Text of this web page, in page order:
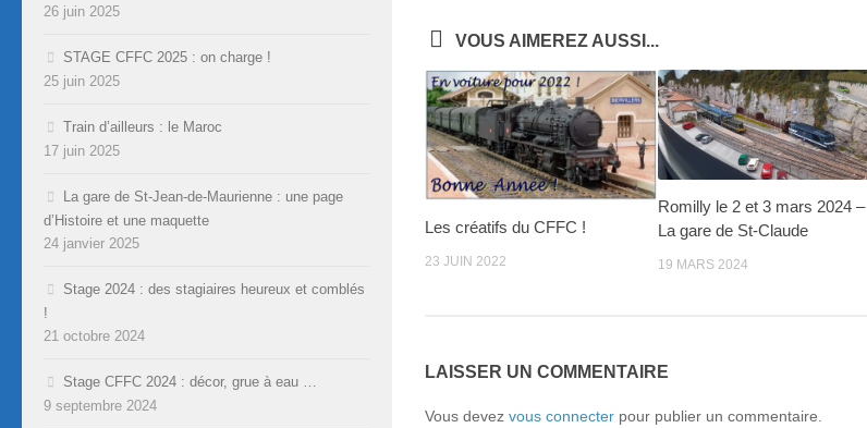
VOUS AIMEREZ AUSSI...
Les créatifs du CFFC !
23 JUIN 2022
Romilly le 2 et 3 mars 2024 –
La gare de St-Claude
19 MARS 2024
LAISSER UN COMMENTAIRE
Vous devez vous connecter pour publier un commentaire.
26 juin 2025
STAGE CFFC 2025 : on charge !
25 juin 2025
Train d’ailleurs : le Maroc
17 juin 2025
La gare de St-Jean-de-Maurienne : une page
d’Histoire et une maquette
24 janvier 2025
Stage 2024 : des stagiaires heureux et comblés
!
21 octobre 2024
Stage CFFC 2024 : décor, grue à eau …
9 septembre 2024